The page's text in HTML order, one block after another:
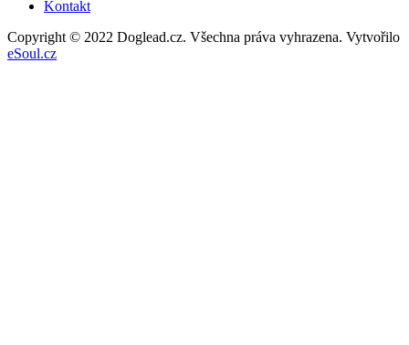
Kontakt
Copyright © 2022 Doglead.cz. Všechna práva vyhrazena. Vytvořilo
eSoul.cz